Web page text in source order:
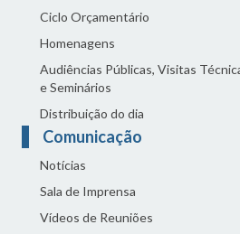
Ciclo Orçamentário
Homenagens
Audiências Públicas, Visitas
e Seminários
Distribuição do dia
Comunicação
Notícias
Sala de Imprensa
Vídeos de Reuniões